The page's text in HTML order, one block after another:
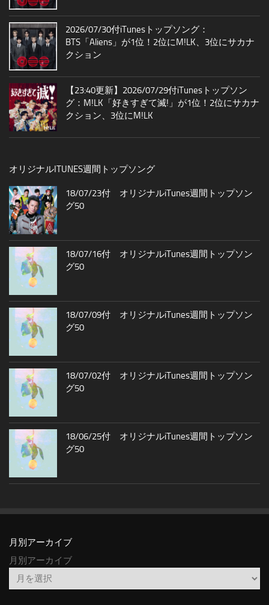
2026/07/30付iTunesトップソング：
BTS「Aliens」が1位！2位にM!LK、3位にサカナ
クション
【23:40更新】2026/07/29付iTunesトップソン
グ：M!LK「好きすぎて滅!」が1位！2位にサカナ
クション、3位にM!LK
オリジナルITUNES週間トップソング
18/07/23付 オリジナルiTunes週間トップソン
グ50
18/07/16付 オリジナルiTunes週間トップソン
グ50
18/07/09付 オリジナルiTunes週間トップソン
グ50
18/07/02付 オリジナルiTunes週間トップソン
グ50
18/06/25付 オリジナルiTunes週間トップソン
グ50
月別アーカイブ
月別アーカイブ